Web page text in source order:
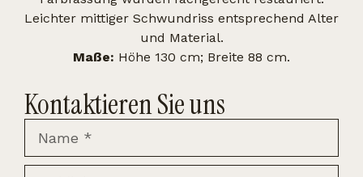
Leichter mittiger Schwundriss entsprechend Alter
und Material.
Maße: Höhe 130 cm; Breite 88 cm.
Kontaktieren Sie uns